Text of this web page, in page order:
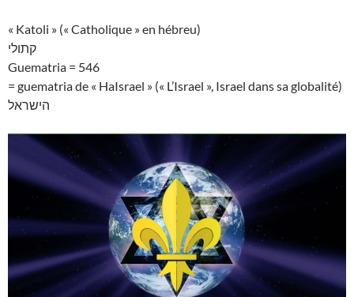
« Katoli » (« Catholique » en hébreu)
קתולי
Guematria = 546
= guematria de « HaIsrael » (« L’Israel », Israel dans sa globalité)
הישראל